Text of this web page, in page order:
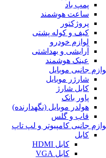
پمپ باد
ساعت هوشمند
پروژکتور
کیف و کوله پشتی
لوازم خودرو
آرایشی و بهداشتی
عینک هوشمند
جانبی موبایل
شارژر موبایل
کابل شارژ
پاور بانک
هولدر موبایل (نگهدارنده)
قاب و گلس
جانبی کامپیوتر و لپ تاپ
کابل
کابل HDMI
کابل VGA